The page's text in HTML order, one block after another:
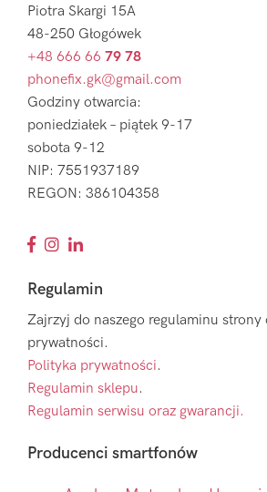
Piotra Skargi 15A
48-250 Głogówek
+48 666 66 79 78
phonefix.gk@gmail.com
Godziny otwarcia:
poniedziałek – piątek 9-17
sobota 9-12
NIP: 7551937189
REGON: 386104358
Regulamin
Zajrzyj do naszego regulaminu
prywatności.
Polityka prywatności.
Regulamin sklepu.
Regulamin serwisu oraz gwarancji.
Producenci smartfonów